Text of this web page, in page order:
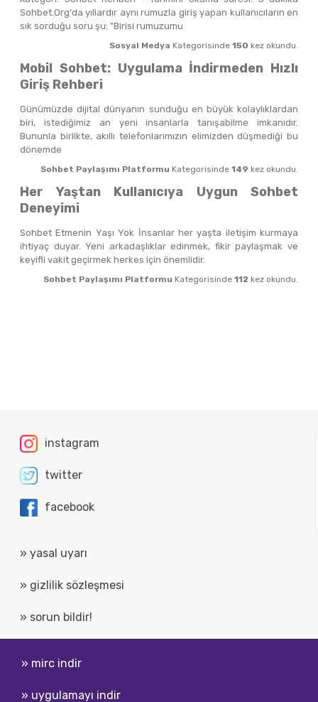
Sohbet.Org'da yıllardır aynı rumuzla giriş yapan kullanıcıların en
sık sorduğu soru şu: "Birisi rumuzumu
Sosyal Medya Kategorisinde 150 kez okundu.
Mobil Sohbet: Uygulama İndirmeden Hızlı
Giriş Rehberi
Günümüzde dijital dünyanın sunduğu en büyük kolaylıklardan
biri, istediğimiz an yeni insanlarla tanışabilme imkanıdır.
Bununla birlikte, akıllı telefonlarımızın elimizden düşmediği bu
dönemde
Sohbet Paylaşımı Platformu Kategorisinde 149 kez okundu.
Her Yaştan Kullanıcıya Uygun Sohbet
Deneyimi
Sohbet Etmenin Yaşı Yok İnsanlar her yaşta iletişim kurmaya
ihtiyaç duyar. Yeni arkadaşlıklar edinmek, fikir paylaşmak ve
keyifli vakit geçirmek herkes için önemlidir.
Sohbet Paylaşımı Platformu Kategorisinde 112 kez okundu.
instagram
twitter
facebook
» yasal uyarı
» gizlilik sözleşmesi
» sorun bildir!
» mirc indir
» uygulamayı indir